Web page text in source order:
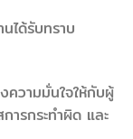
ได้รับทราบ
ความมั่นใจให้กับผู้
การกระทำผิด และ